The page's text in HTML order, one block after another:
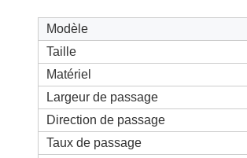
Modèle
Taille
Matériel
Largeur de passage
Direction de passage
Taux de passage